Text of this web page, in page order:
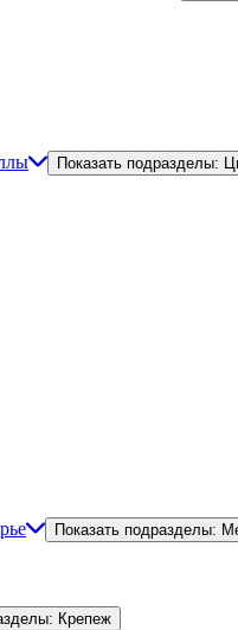
Показать подразделы:
Показать подразделы:
Крепеж